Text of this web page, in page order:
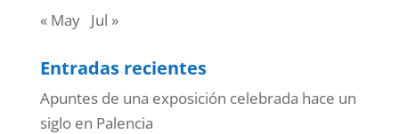
« May Jul »
Entradas recientes
Apuntes de una exposición celebrada hace un
siglo en Palencia